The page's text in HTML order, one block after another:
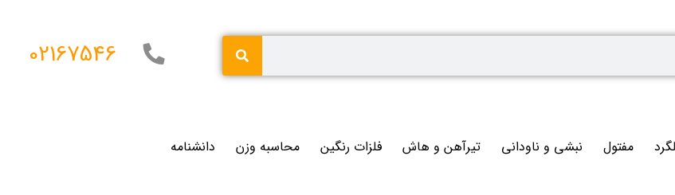
02167546
مفتول نبشی و ناودانی تیرآهن و هاش فلزات رنگین محاسبه وزن دانشنامه